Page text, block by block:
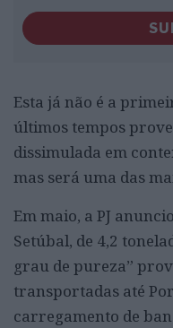
Esta já não é a
últimos tempos
dissimulada em
mas será uma das
Em maio, a PJ
Setúbal, de 4,2
grau de pureza”
transportadas até
carregamento de